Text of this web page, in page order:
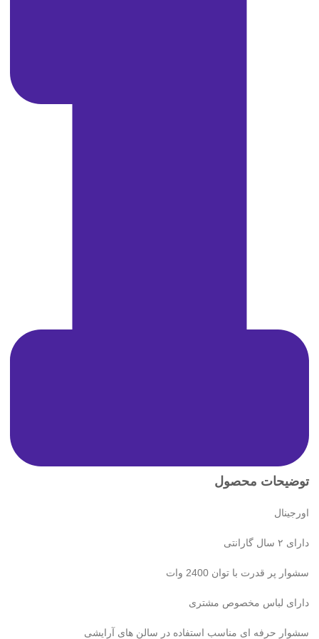
توضیحات محصول
اورجینال
دارای ۲ سال گارانتی
سشوار پر قدرت با توان 2400 وات
دارای لباس مخصوص مشتری
سشوار حرفه ای مناسب استفاده در سالن های آرایشی